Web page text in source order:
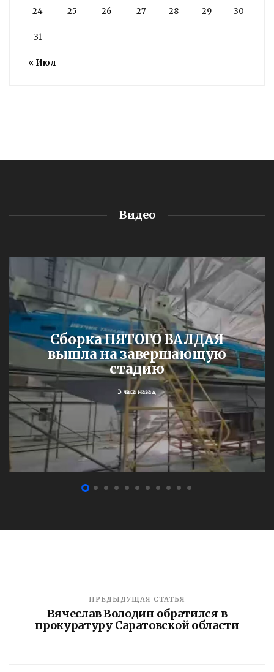
« Июл
24 25 26 27 28 29 30
31
Видео
Сборка ПЯТОГО ВАЛДАЯ
вышла на завершающую
стадию
3 часа назад
ПРЕДЫДУЩАЯ СТАТЬЯ
Вячеслав Володин обратился в
прокуратуру Саратовской области